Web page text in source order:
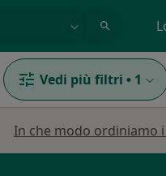
Vedi più filtri • 1
In che modo ordiniamo